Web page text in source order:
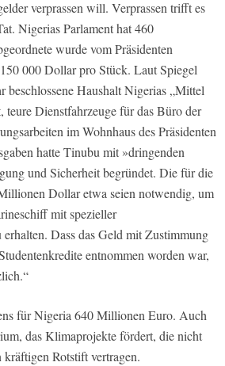
verprassen will. Verprassen trifft es
Nigerias Parlament hat 460
wurde vom Präsidenten
000 Dollar pro Stück. Laut Spiegel
beschlossene Haushalt Nigerias „Mittel
teure Dienstfahrzeuge für das Büro der
im Wohnhaus des Präsidenten
hatte Tinubu mit »dringenden
und Sicherheit begründet. Die für die
Dollar etwa seien notwendig, um
mit spezieller
erhalten. Dass das Geld mit Zustimmung
entnommen worden war,
für Nigeria 640 Millionen Euro. Auch
das Klimaprojekte fördert, die nicht
Rotstift vertragen.